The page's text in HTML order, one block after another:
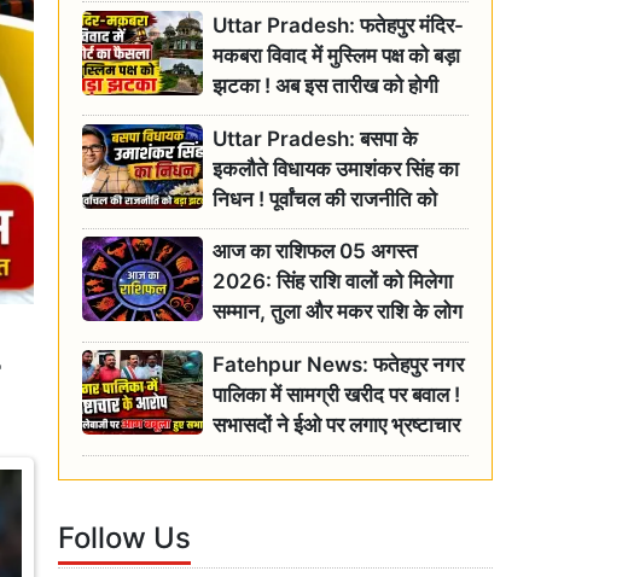
Uttar Pradesh: फतेहपुर मंदिर-
मकबरा विवाद में मुस्लिम पक्ष को बड़ा
झटका ! अब इस तारीख को होगी
सुनवाई
Uttar Pradesh: बसपा के
इकलौते विधायक उमाशंकर सिंह का
निधन ! पूर्वांचल की राजनीति को
बड़ा झटका, योगी ने जताया दुःख
आज का राशिफल 05 अगस्त
2026: सिंह राशि वालों को मिलेगा
सम्मान, तुला और मकर राशि के लोग
रहें सतर्क
Fatehpur News: फतेहपुर नगर
पालिका में सामग्री खरीद पर बवाल !
सभासदों ने ईओ पर लगाए भ्रष्टाचार
के गंभीर आरोप
Follow Us